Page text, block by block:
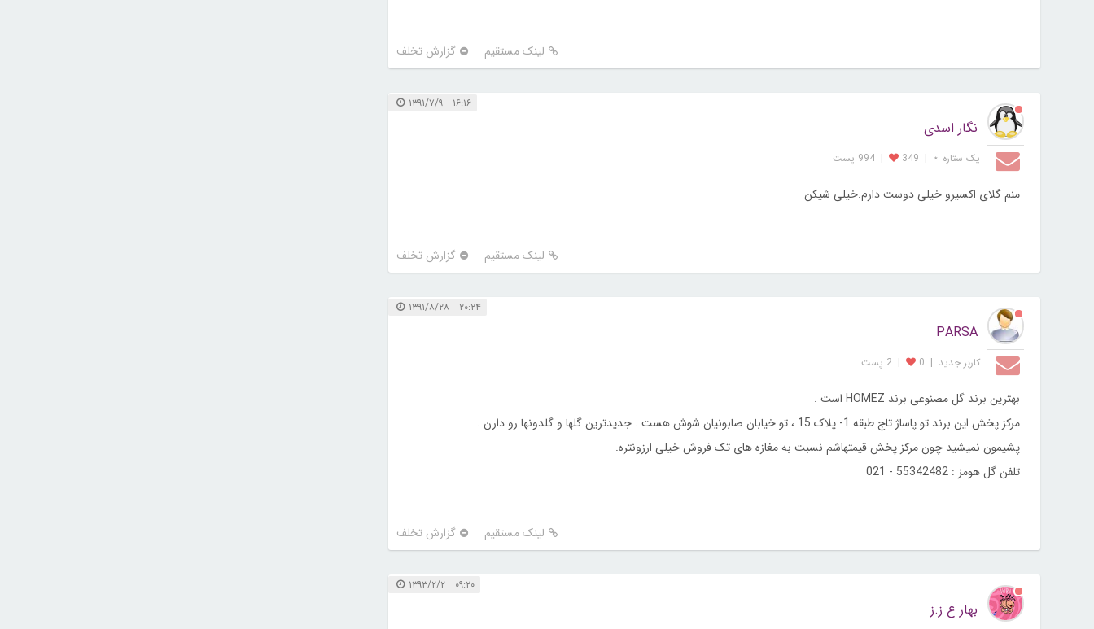
لینک مستقیم گزارش تخلف
۱۶:۱۶ ۱۳۹۱/۷/۹
نگار اسدی
یک ستاره ⋆ |
349
| 994 پست
منم گلای اکسیرو خیلی دوست دارم.خیلی شیکن
لینک مستقیم گزارش تخلف
۲۰:۲۴ ۱۳۹۱/۸/۲۸
PARSA
کاربر جديد |
0
| 2 پست
بهترین برند گل مصنوعی برند HOMEZ است .
مرکز پخش این برند تو پاساژ تاج طبقه 1- پلاک 15 ، تو خیابان صابونیان شوش هست . جدیدترین گلها و گلدونها رو دارن .
پشیمون نمیشید چون مرکز پخش قیمتهاشم نسبت به مغازه های تک فروش خیلی ارزونتره.
تلفن گل هومز : 55342482 - 021
لینک مستقیم گزارش تخلف
۰۹:۲۰ ۱۳۹۳/۲/۲
بهار ع ز.ز